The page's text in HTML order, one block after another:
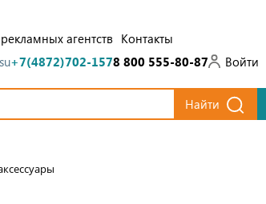
агентств Контакты
+7(4872)702-1578 800 555-80-87 Войти
Найти